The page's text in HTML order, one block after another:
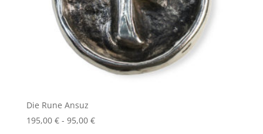
Die Rune Ansuz
195,00 €- 95,00 €